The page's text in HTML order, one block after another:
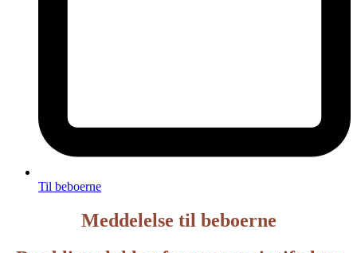
Til beboerne
Meddelelse til beboerne